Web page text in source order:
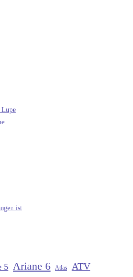
Lupe
ist
5 Ariane 6 Atlas ATV